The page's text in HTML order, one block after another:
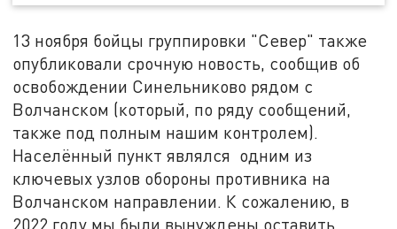
13 ноября бойцы группировки "Север" также
опубликовали срочную новость, сообщив об
освобождении Синельниково рядом с
Волчанском (который, по ряду сообщений,
также под полным нашим контролем).
Населённый пункт являлся одним из
ключевых узлов обороны противника на
Волчанском направлении. К сожалению, в
2022 году мы были вынуждены оставить